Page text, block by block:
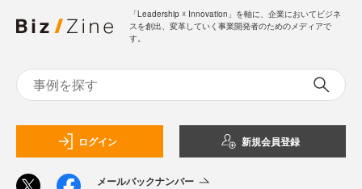
「Leadership ☓ Innovation」を軸に、企業においてビジネ
スを創出、変革していく事業開発者のためのメディアで
す。
ログイン 新規会員登録
メールバックナンバー